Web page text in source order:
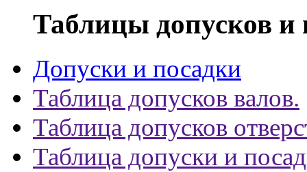
Таблицы допусков и
Допуски и посадки
Таблица допусков валов.
Таблица допусков
Таблица допуски и